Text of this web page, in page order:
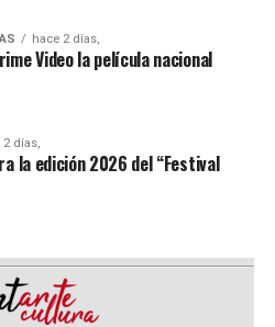
Disney
(466.936 espectadores),
el desempeño de “Toy
Rodríguez )
Man a tiempo completo
las exigencias sobre él,
evolución física que
tiempo que un extraño
da lugar a una de las
las que se ha enfrentado.
hace 2 días,
Video la película nacional
2 días,
la edición 2026 del “Festival